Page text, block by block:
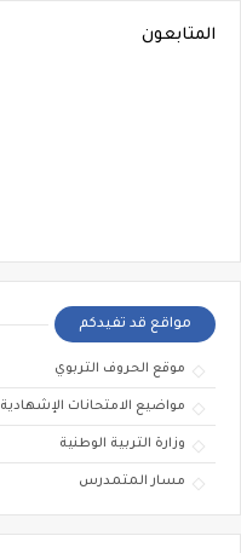
المتابعون
مواقع قد تفيدكم
موقع الحروف التربوي
مواضيع الامتحانات الإشهادية
وزارة التربية الوطنية
مسار المتمدرس